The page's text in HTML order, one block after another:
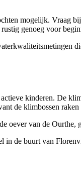
mogelijk. Vraag
genoeg voor
kinderen. De
de klimbossen
oever van de
in de buurt van